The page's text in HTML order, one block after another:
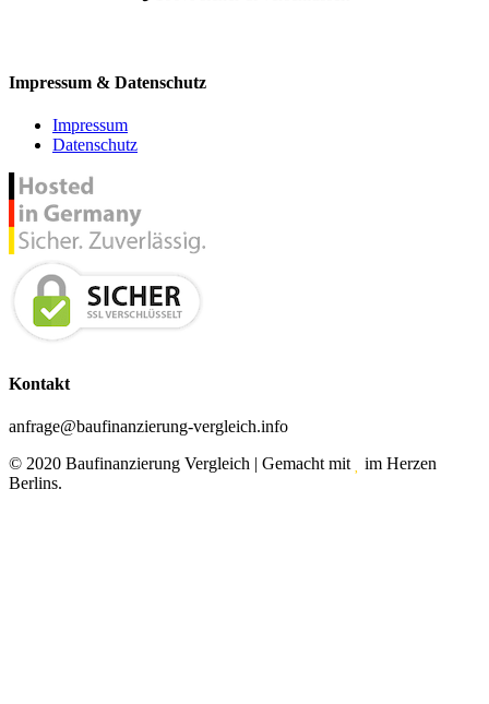
Impressum & Datenschutz
Impressum
Datenschutz
Kontakt
anfrage@baufinanzierung-vergleich.info
© 2020 Baufinanzierung Vergleich | Gemacht mit
im Herzen
Berlins.